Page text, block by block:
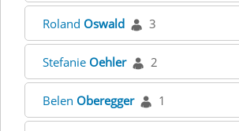
Roland Oswald 3
Stefanie Oehler 2
Belen Oberegger 1